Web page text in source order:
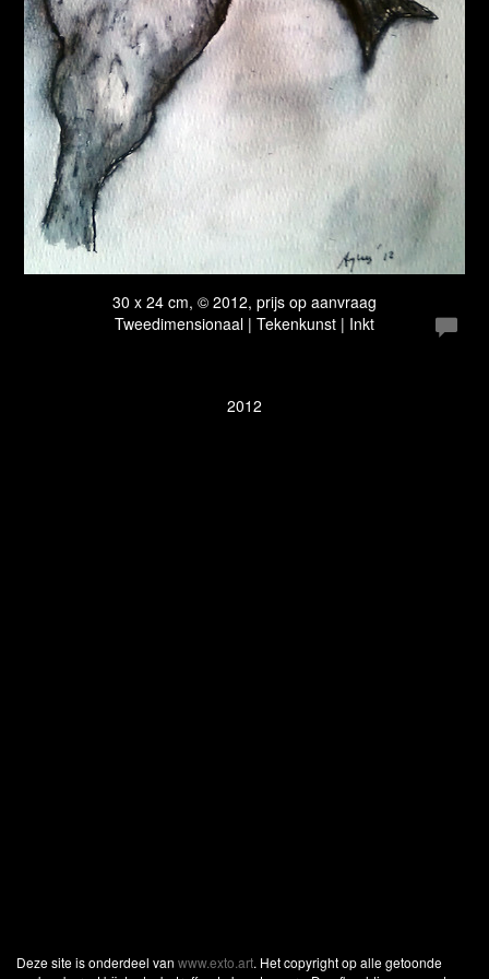
30 x 24 cm, © 2012, prijs op aanvraag
Tweedimensionaal | Tekenkunst | Inkt
2012
Deze site is onderdeel van www.exto.art. Het copyright op alle getoonde